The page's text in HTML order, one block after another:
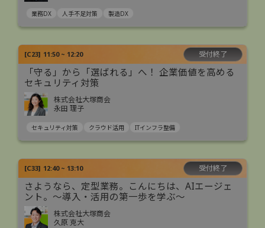
業務DX 人手不足対策 製造DX
[C23] 11:50 ~ 12:20 受付終了
「守る」から「選ばれる」へ！ 企業価値を高める
セキュリティ対策
株式会社大塚商会
永田 理子
セキュリティ対策 クラウド活用 ITインフラ整備
[C33] 12:40 ~ 13:10 受付終了
さようなら、定型業務。こんにちは、AIエージェ
ント。〜導入・活用の第一歩を学ぶ〜
株式会社大塚商会
久原 克大